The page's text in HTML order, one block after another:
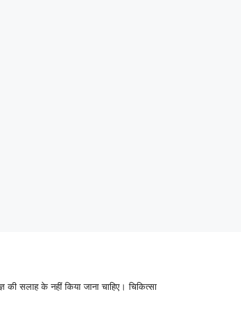
की सलाह के नहीं किया जाना चाहिए। चिकित्सा